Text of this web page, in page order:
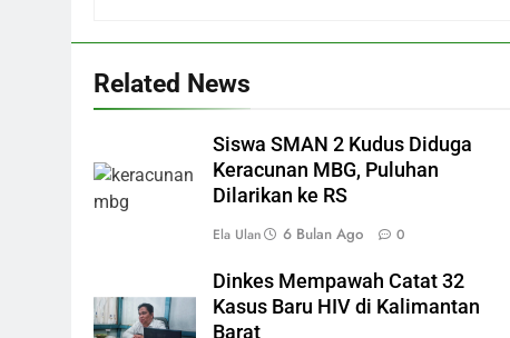
Related News
Siswa SMAN 2 Kudus Diduga
Keracunan MBG, Puluhan
Dilarikan ke RS
Ela Ulan 6 Bulan Ago 0
Dinkes Mempawah Catat 32
Kasus Baru HIV di Kalimantan
Barat